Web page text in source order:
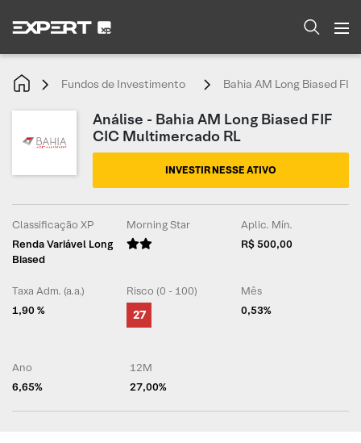
Fundos de Investimento Bahia AM Long Biased
Análise - Bahia AM Long Biased FIF
CIC Multimercado RL
INVESTIR NESSE ATIVO
Classificação XP
Renda Variável Long
Biased
Morning Star
Aplic. Mín.
R$ 500,00
Taxa Adm. (a.a.)
1,90 %
Risco (0 - 100)
27
Mês
0,53%
Ano
6,65%
12M
27,00%